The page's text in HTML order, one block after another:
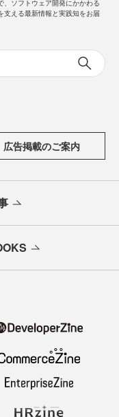
、ソフトウェア開発にかかわる
支える最新情報と実践知をお届
広告掲載のご案内